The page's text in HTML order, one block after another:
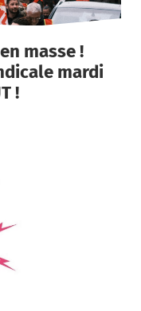
masse !
mardi
!